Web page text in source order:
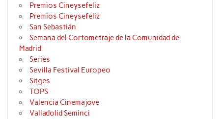
Premios Cineysefeliz
Premios Cineysefeliz
San Sebastián
Semana del Cortometraje de la Comunidad de
Madrid
Series
Sevilla Festival Europeo
Sitges
TOPS
Valencia Cinemajove
Valladolid Seminci